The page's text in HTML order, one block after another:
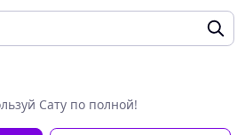
Сату по полной!